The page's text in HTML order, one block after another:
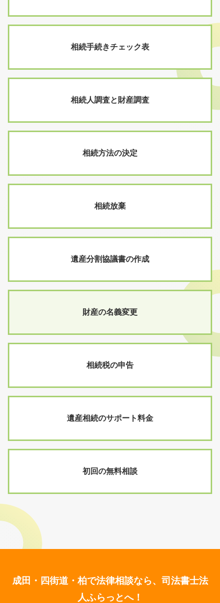
相続手続きチェック表
相続人調査と財産調査
相続方法の決定
相続放棄
遺産分割協議書の作成
財産の名義変更
相続税の申告
遺産相続のサポート料金
初回の無料相談
成田・四街道・柏で法律相談なら、司法書士法
人ふらっとへ！